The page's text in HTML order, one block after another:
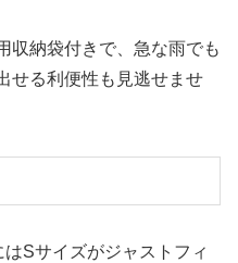
収納袋付きで、急な雨でも
せる利便性も見逃せませ
Sサイズがジャストフィ